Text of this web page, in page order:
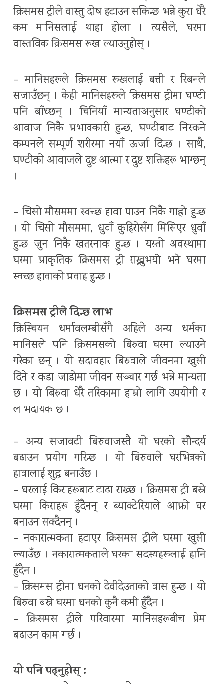
क्रिसमस ट्रीले वास्तु दोष हटाउन सकिन्छ भन्ने कुरा धेरै
कम मानिसलाई थाहा होला । त्यसैले, घरमा
वास्तविक क्रिसमस रूख ल्याउनुहोस् ।
– मानिसहरूले क्रिसमस रूखलाई बत्ती र रिबनले
सजाउँछन् । केही मानिसहरूले क्रिसमस ट्रीमा घण्टी
पनि बाँध्छन् । चिनियाँ मान्यताअनुसार घण्टीको
आवाज निकै प्रभावकारी हुन्छ, घण्टीबाट निस्कने
कम्पनले सम्पूर्ण शरीरमा नयाँ ऊर्जा दिन्छ । साथै,
घण्टीको आवाजले दुष्ट आत्मा र दुष्ट शक्तिहरू भाग्छन्
।
– चिसो मौसममा स्वच्छ हावा पाउन निकै गाह्रो हुन्छ
। यो चिसो मौसममा, धुवाँ कुहिरोसँग मिसिएर धुवाँ
हुन्छ जुन निकै खतरनाक हुन्छ । यस्तो अवस्थामा
घरमा प्राकृतिक क्रिसमस ट्री राख्नुभयो भने घरमा
स्वच्छ हावाको प्रवाह हुन्छ ।
क्रिसमस ट्रीले दिन्छ लाभ
क्रिस्चियन धर्मावलम्बीसँगै अहिले अन्य धर्मका
मानिसले पनि क्रिसमसको बिरुवा घरमा ल्याउने
गरेका छन् । यो सदावहार बिरुवाले जीवनमा खुसी
दिने र कडा जाडोमा जीवन सञ्चार गर्छ भन्ने मान्यता
छ । यो बिरुवा धेरै तरिकामा हाम्रो लागि उपयोगी र
लाभदायक छ ।
– अन्य सजावटी बिरुवाजस्तै यो घरको सौन्दर्य
बढाउन प्रयोग गरिन्छ । यो बिरुवाले घरभित्रको
हावालाई शुद्ध बनाउँछ ।
– घरलाई किराहरूबाट टाढा राख्छ । क्रिसमस ट्री बस्ने
घरमा किराहरू हुँदैनन् र ब्याक्टेरियाले आफ्नो घर
बनाउन सक्दैनन् ।
– नकारात्मकता हटाएर क्रिसमस ट्रीले घरमा खुसी
ल्याउँछ । नकारात्मकताले घरका सदस्यहरूलाई हानि
हुँदैन ।
– क्रिसमस ट्रीमा धनको देवीदेउताको वास हुन्छ । यो
बिरुवा बस्ने घरमा धनको कुनै कमी हुँदैन ।
– क्रिसमस ट्रीले परिवारमा मानिसहरूबीच प्रेम
बढाउन काम गर्छ ।
यो पनि पढ्नुहोस् :